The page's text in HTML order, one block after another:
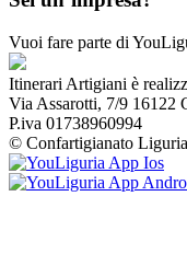
Vuoi fare parte di
Itinerari Artigiani è
Via Assarotti, 7/9 16122
P.iva 01738960994
© Confartigianato